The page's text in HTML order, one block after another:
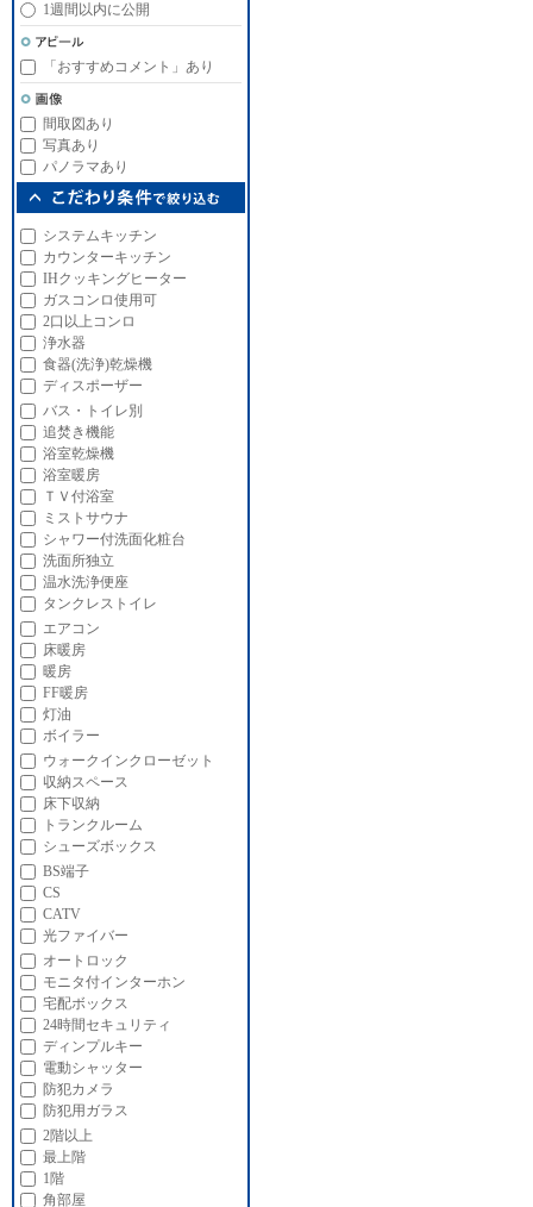
1週間以内に公開
「おすすめコメント」あり
間取図あり
写真あり
パノラマあり
システムキッチン
カウンターキッチン
IHクッキングヒーター
ガスコンロ使用可
2口以上コンロ
浄水器
食器(洗浄)乾燥機
ディスポーザー
バス・トイレ別
追焚き機能
浴室乾燥機
浴室暖房
ＴＶ付浴室
ミストサウナ
シャワー付洗面化粧台
洗面所独立
温水洗浄便座
タンクレストイレ
エアコン
床暖房
暖房
FF暖房
灯油
ボイラー
ウォークインクローゼット
収納スペース
床下収納
トランクルーム
シューズボックス
BS端子
CS
CATV
光ファイバー
オートロック
モニタ付インターホン
宅配ボックス
24時間セキュリティ
ディンプルキー
電動シャッター
防犯カメラ
防犯用ガラス
2階以上
最上階
1階
角部屋